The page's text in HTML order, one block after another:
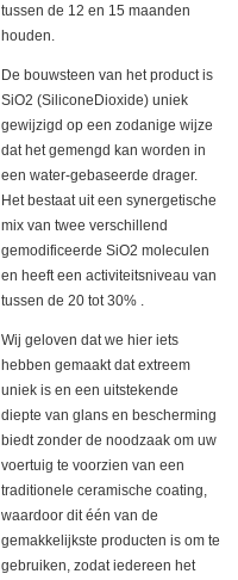
tussen de 12 en 15 maanden
houden.‎
‎De bouwsteen van het product is
SiO2 (SiliconeDioxide) uniek
gewijzigd op een zodanige wijze
dat het gemengd kan worden in
een water-gebaseerde drager.‎
Het ‎ ‎bestaat uit een synergetische
mix van twee verschillend
gemodificeerde SiO2 moleculen
en heeft een activiteitsniveau van
tussen de 20 tot 30% ‎.
Wij geloven dat we hier iets
hebben gemaakt dat extreem
uniek is en een uitstekende
diepte van glans en bescherming
biedt zonder de noodzaak om uw
voertuig te voorzien van een
traditionele ceramische coating,
waardoor dit één van de
gemakkelijkste producten is om te
gebruiken, zodat iedereen het